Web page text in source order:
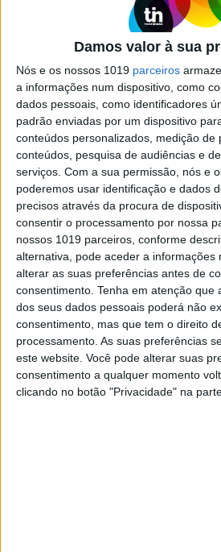
Damos valor à sua
Nós e os nossos 1019 parceiros
a informações num dispositivo, como
dados pessoais, como identificadores
padrão enviadas por um dispositivo
conteúdos personalizados, medição de
conteúdos, pesquisa de audiências e
serviços. Com a sua permissão, nós e
poderemos usar identificação e dados
precisos através da procura de
consentir o processamento por nossa
nossos 1019 parceiros, conforme
alternativa, pode aceder a informações
alterar as suas preferências antes de
consentimento. Tenha em atenção que
dos seus dados pessoais poderá não
consentimento, mas que tem o direito
processamento. As suas preferências
este website. Você pode alterar suas
consentimento a qualquer momento
clicando no botão "Privacidade" na
MERCADOS
Artistas convertem 69
a fumar um ‘charro’ em
MERCADOS
Obra de arte digital NFT